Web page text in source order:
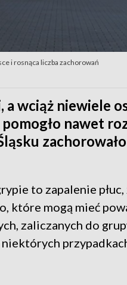
i rosnąca liczba zachorowań
a wciąż niewiele
nawet
to zapalenie
które mogą mieć
zaliczanych do
niektórych